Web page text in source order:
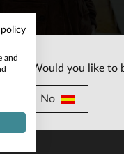
50
Would you like to
No
policy
and